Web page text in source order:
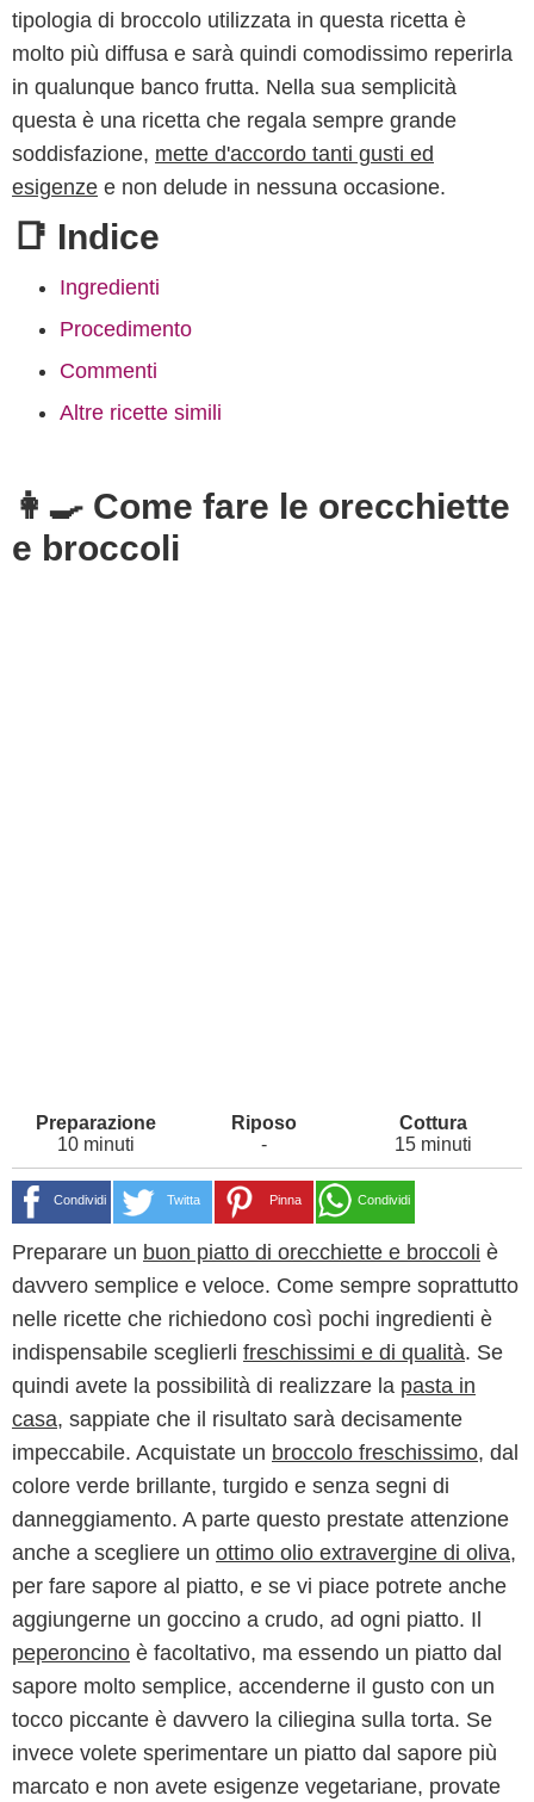
tipologia di broccolo utilizzata in questa ricetta è
molto più diffusa e sarà quindi comodissimo reperirla
in qualunque banco frutta. Nella sua semplicità
questa è una ricetta che regala sempre grande
soddisfazione, mette d'accordo tanti gusti ed
esigenze e non delude in nessuna occasione.
📑 Indice
Ingredienti
Procedimento
Commenti
Altre ricette simili
👩‍🍳 Come fare le orecchiette
e broccoli
10 minuti - 15 minuti
Condividi Twitta Pinna Condividi
Preparare un buon piatto di orecchiette e broccoli è
davvero semplice e veloce. Come sempre soprattutto
nelle ricette che richiedono così pochi ingredienti è
indispensabile sceglierli freschissimi e di qualità. Se
quindi avete la possibilità di realizzare la pasta in
casa, sappiate che il risultato sarà decisamente
impeccabile. Acquistate un broccolo freschissimo, dal
colore verde brillante, turgido e senza segni di
danneggiamento. A parte questo prestate attenzione
anche a scegliere un ottimo olio extravergine di oliva,
per fare sapore al piatto, e se vi piace potrete anche
aggiungerne un goccino a crudo, ad ogni piatto. Il
peperoncino è facoltativo, ma essendo un piatto dal
sapore molto semplice, accenderne il gusto con un
tocco piccante è davvero la ciliegina sulla torta. Se
invece volete sperimentare un piatto dal sapore più
marcato e non avete esigenze vegetariane, provate